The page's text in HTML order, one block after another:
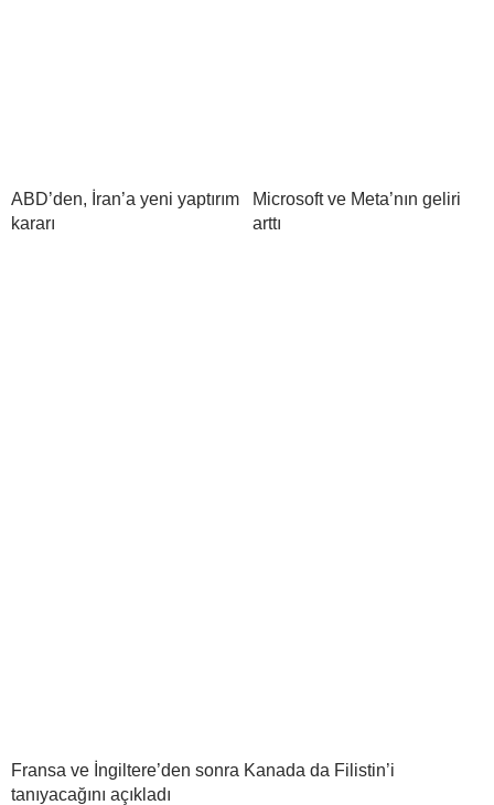
ABD’den, İran’a yeni yaptırım
kararı
Microsoft ve Meta’nın geliri
arttı
Fransa ve İngiltere’den sonra Kanada da Filistin’i
tanıyacağını açıkladı